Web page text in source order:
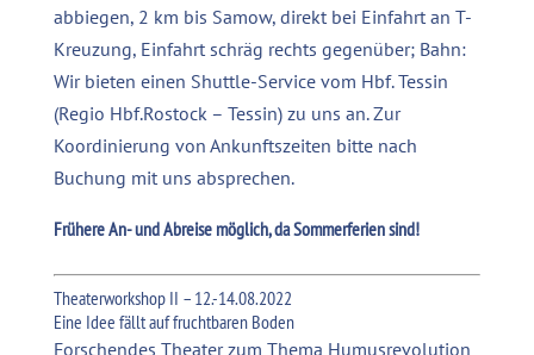
abbiegen, 2 km bis Samow, direkt bei Einfahrt an T-
Kreuzung, Einfahrt schräg rechts gegenüber; Bahn:
Wir bieten einen Shuttle-Service vom Hbf. Tessin
(Regio Hbf.Rostock – Tessin) zu uns an. Zur
Koordinierung von Ankunftszeiten bitte nach
Buchung mit uns absprechen.
Frühere An- und Abreise möglich, da Sommerferien sind!
Theaterworkshop II – 12.-14.08.2022
Eine Idee fällt auf fruchtbaren Boden
Forschendes Theater zum Thema Humusrevolution